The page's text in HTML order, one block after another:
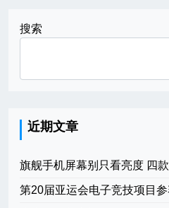
搜索
近期文章
旗舰手机屏幕别只看亮度 四
第20届亚运会电子竞技项目